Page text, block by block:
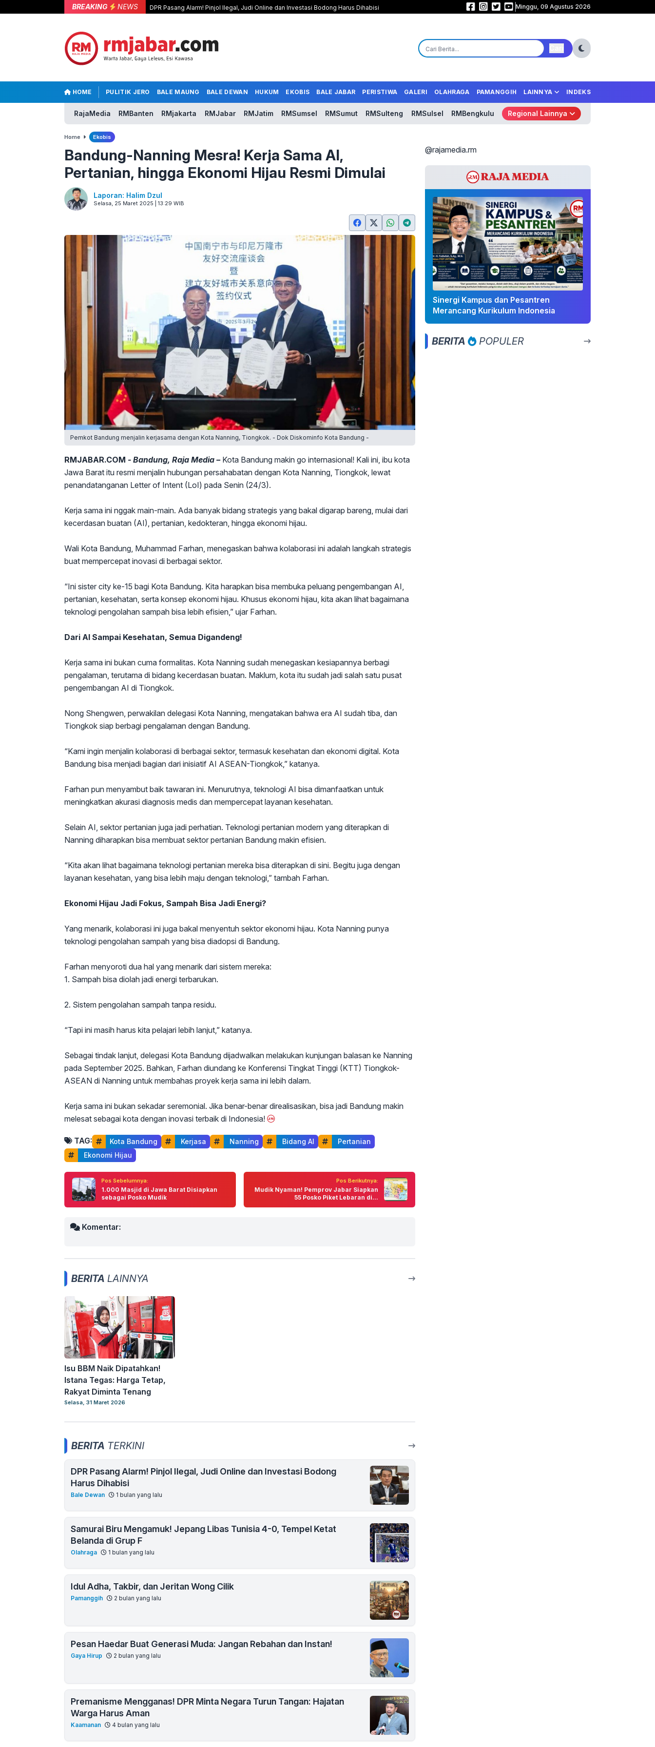
BREAKING NEWS DPR Pasang Alarm! Pinjol Ilegal, Judi Online dan Investasi Bodong Harus Dihabisi Samurai Biru Mengamuk! Jepang Libas Tunisia 4-0, Tempel Ketat Belanda
Minggu, 09 Agustus 2026
HOME PULITIK JERO BALE MAUNG BALE DEWAN HUKUM EKOBIS BALE JABAR PERISTIWA GALERI OLAHRAGA PAMANGGIH LAINNYA INDEKS
RajaMedia RMBanten RMjakarta RMJabar RMJatim RMSumsel RMSumut RMSulteng RMSulsel RMBengkulu Regional Lainnya
Home Ekobis
Bandung-Nanning Mesra! Kerja Sama AI,
Pertanian, hingga Ekonomi Hijau Resmi Dimulai
Laporan: Halim Dzul
Selasa, 25 Maret 2025 | 13:29 WIB
Pemkot Bandung menjalin kerjasama dengan Kota Nanning, Tiongkok. - Dok Diskominfo Kota Bandung -
RMJABAR.COM - Bandung, Raja Media – Kota Bandung makin go internasional! Kali ini, ibu kota
Jawa Barat itu resmi menjalin hubungan persahabatan dengan Kota Nanning, Tiongkok, lewat
penandatanganan Letter of Intent (LoI) pada Senin (24/3).
Kerja sama ini nggak main-main. Ada banyak bidang strategis yang bakal digarap bareng, mulai dari
kecerdasan buatan (AI), pertanian, kedokteran, hingga ekonomi hijau.
Wali Kota Bandung, Muhammad Farhan, menegaskan bahwa kolaborasi ini adalah langkah strategis
buat mempercepat inovasi di berbagai sektor.
“Ini sister city ke-15 bagi Kota Bandung. Kita harapkan bisa membuka peluang pengembangan AI,
pertanian, kesehatan, serta konsep ekonomi hijau. Khusus ekonomi hijau, kita akan lihat bagaimana
teknologi pengolahan sampah bisa lebih efisien,” ujar Farhan.
Dari AI Sampai Kesehatan, Semua Digandeng!
Kerja sama ini bukan cuma formalitas. Kota Nanning sudah menegaskan kesiapannya berbagi
pengalaman, terutama di bidang kecerdasan buatan. Maklum, kota itu sudah jadi salah satu pusat
pengembangan AI di Tiongkok.
Nong Shengwen, perwakilan delegasi Kota Nanning, mengatakan bahwa era AI sudah tiba, dan
Tiongkok siap berbagi pengalaman dengan Bandung.
“Kami ingin menjalin kolaborasi di berbagai sektor, termasuk kesehatan dan ekonomi digital. Kota
Bandung bisa menjadi bagian dari inisiatif AI ASEAN-Tiongkok,” katanya.
Farhan pun menyambut baik tawaran ini. Menurutnya, teknologi AI bisa dimanfaatkan untuk
meningkatkan akurasi diagnosis medis dan mempercepat layanan kesehatan.
Selain AI, sektor pertanian juga jadi perhatian. Teknologi pertanian modern yang diterapkan di
Nanning diharapkan bisa membuat sektor pertanian Bandung makin efisien.
“Kita akan lihat bagaimana teknologi pertanian mereka bisa diterapkan di sini. Begitu juga dengan
layanan kesehatan, yang bisa lebih maju dengan teknologi,” tambah Farhan.
Ekonomi Hijau Jadi Fokus, Sampah Bisa Jadi Energi?
Yang menarik, kolaborasi ini juga bakal menyentuh sektor ekonomi hijau. Kota Nanning punya
teknologi pengolahan sampah yang bisa diadopsi di Bandung.
Farhan menyoroti dua hal yang menarik dari sistem mereka:
1. Sampah bisa diolah jadi energi terbarukan.
2. Sistem pengolahan sampah tanpa residu.
“Tapi ini masih harus kita pelajari lebih lanjut,” katanya.
Sebagai tindak lanjut, delegasi Kota Bandung dijadwalkan melakukan kunjungan balasan ke Nanning
pada September 2025. Bahkan, Farhan diundang ke Konferensi Tingkat Tinggi (KTT) Tiongkok-
ASEAN di Nanning untuk membahas proyek kerja sama ini lebih dalam.
Kerja sama ini bukan sekadar seremonial. Jika benar-benar direalisasikan, bisa jadi Bandung makin
melesat sebagai kota dengan inovasi terbaik di Indonesia!
TAG: Kota Bandung Kerjasa Nanning Bidang AI
Pertanian
Ekonomi Hijau
Pos Sebelumnya:
1.000 Masjid di Jawa Barat Disiapkan
sebagai Posko Mudik
Pos Berikutnya:
Mudik Nyaman! Pemprov Jabar Siapkan
55 Posko Piket Lebaran di...
Komentar:
BERITA LAINNYA
Isu BBM Naik Dipatahkan!
Istana Tegas: Harga Tetap,
Rakyat Diminta Tenang
Selasa, 31 Maret 2026
BERITA TERKINI
DPR Pasang Alarm! Pinjol Ilegal, Judi Online dan Investasi Bodong
Harus Dihabisi
Bale Dewan 1 bulan yang lalu
Samurai Biru Mengamuk! Jepang Libas Tunisia 4-0, Tempel Ketat
Belanda di Grup F
Olahraga 1 bulan yang lalu
Idul Adha, Takbir, dan Jeritan Wong Cilik
Pamanggih 2 bulan yang lalu
Pesan Haedar Buat Generasi Muda: Jangan Rebahan dan Instan!
Gaya Hirup 2 bulan yang lalu
Premanisme Mengganas! DPR Minta Negara Turun Tangan: Hajatan
Warga Harus Aman
Kaamanan 4 bulan yang lalu
@rajamedia.rm
Sinergi Kampus dan Pesantren
Merancang Kurikulum Indonesia
BERITA POPULER